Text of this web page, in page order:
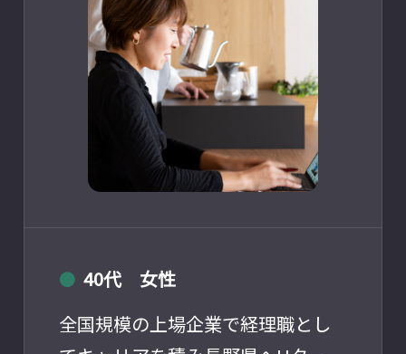
● 40代 女性
全国規模の上場企業で経理職とし